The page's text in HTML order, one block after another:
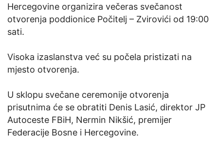
Hercegovine organizira večeras svečanost
otvorenja poddionice Počitelj – Zvirovići od 19:00
sati.
Visoka izaslanstva već su počela pristizati na
mjesto otvorenja.
U sklopu svečane ceremonije otvorenja
prisutnima će se obratiti Denis Lasić, direktor JP
Autoceste FBiH, Nermin Nikšić, premijer
Federacije Bosne i Hercegovine.